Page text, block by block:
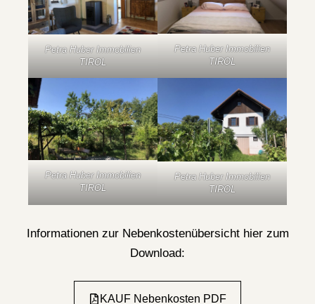
Petra Huber Immobilien
TIROL
Petra Huber Immobilien
TIROL
Petra Huber Immobilien
TIROL
Petra Huber Immobilien
TIROL
Informationen zur Nebenkostenübersicht hier zum
Download:
KAUF Nebenkosten PDF